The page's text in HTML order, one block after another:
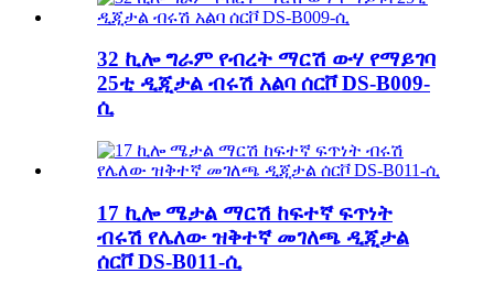
32 ኪሎ ግራም የብረት ማርሽ ውሃ የማይገባ
25ቲ ዲጂታል ብሩሽ አልባ ሰርቮ DS-B009-
ሲ
17 ኪሎ ሜታል ማርሽ ከፍተኛ ፍጥነት
ብሩሽ የሌለው ዝቅተኛ መገለጫ ዲጂታል
ሰርቮ DS-B011-ሲ